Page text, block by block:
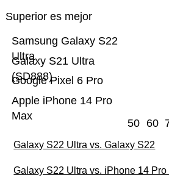
Superior es mejor
Apple iPhone 14 Pro
Max
Google Pixel 6 Pro
Galaxy S21 Ultra
(SD888)
Samsung Galaxy S22
Ultra
50 60
Galaxy S22 Ultra vs. Galaxy S22
Galaxy S22 Ultra vs. iPhone 14 Pro